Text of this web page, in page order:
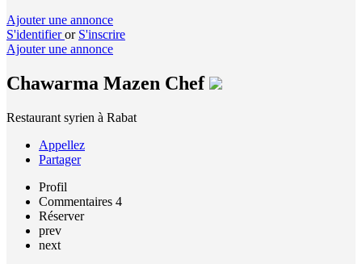
Ajouter une annonce
S'identifieror S'inscrire
Ajouter une annonce
Chawarma Mazen Chef
Restaurant syrien à Rabat
Appellez
Partager
Profil
Commentaires 4
Réserver
prev
next